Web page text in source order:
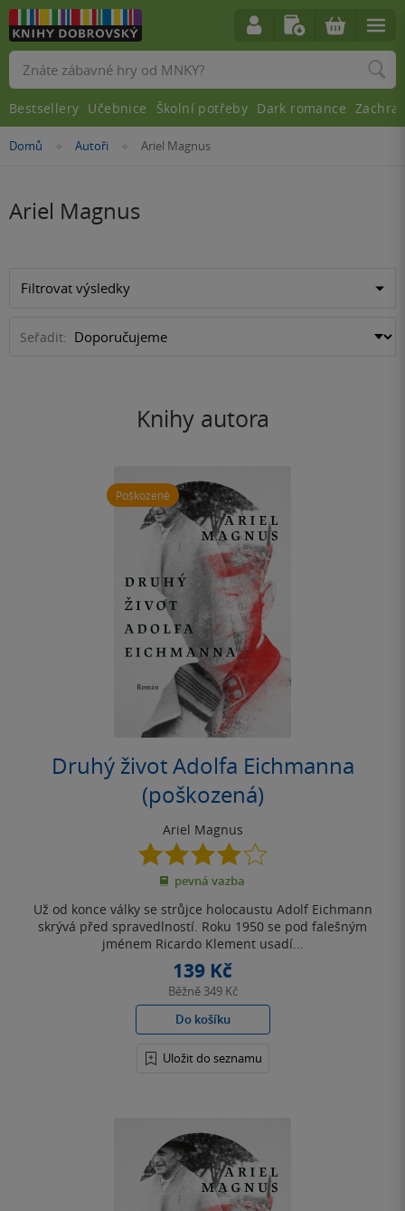
Nacházíte
Domů »Autoři »Ariel Magnus
Ariel Magnus
Filtrovat výsledky
Seřadit:
Knihy autora
Poškozené
Druhý život Adolfa Eichmanna
(poškozená)
Ariel Magnus
4.0
z
5
pevná vazba
Už od konce války se strůjce holocaustu Adolf Eichmann
skrývá před spravedlností. Roku 1950 se pod falešným
jménem Ricardo Klement usadí...
139 Kč
Běžně 349 Kč
Do košíku
Uložit do seznamu
Vyhledávání
Bestsellery Učebnice Školní potřeby Dark romance